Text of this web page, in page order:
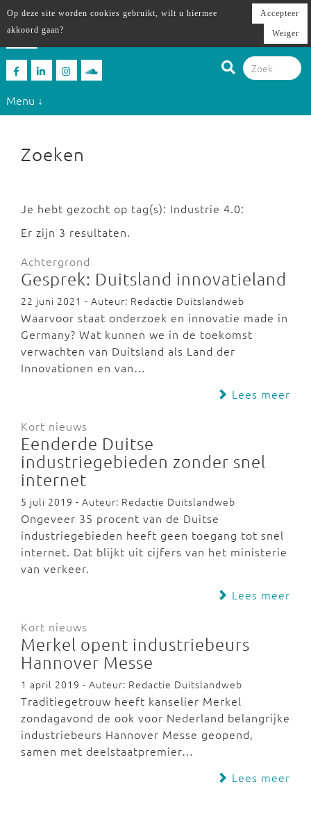
Menu ↓
Zoeken
Je hebt gezocht op tag(s): Industrie 4.0:
Er zijn 3 resultaten.
Achtergrond
Gesprek: Duitsland innovatieland
22 juni 2021 - Auteur: Redactie Duitslandweb
Waarvoor staat onderzoek en innovatie made in
Germany? Wat kunnen we in de toekomst
verwachten van Duitsland als Land der
Innovationen en van…
Lees meer
Kort nieuws
Eenderde Duitse
industriegebieden zonder snel
internet
5 juli 2019 - Auteur: Redactie Duitslandweb
Ongeveer 35 procent van de Duitse
industriegebieden heeft geen toegang tot snel
internet. Dat blijkt uit cijfers van het ministerie
van verkeer.
Lees meer
Kort nieuws
Merkel opent industriebeurs
Hannover Messe
1 april 2019 - Auteur: Redactie Duitslandweb
Traditiegetrouw heeft kanselier Merkel
zondagavond de ook voor Nederland belangrijke
industriebeurs Hannover Messe geopend,
samen met deelstaatpremier…
Lees meer
Op deze site worden cookies gebruikt, wilt u hiermee
akkoord gaan?
Accepteer
Weiger